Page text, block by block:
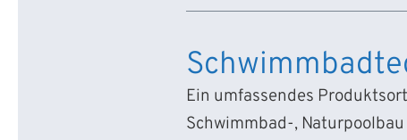
Ein umfassendes
Schwimmbad-,